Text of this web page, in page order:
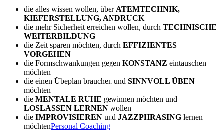
die alles wissen wollen, über ATEMTECHNIK,
KIEFERSTELLUNG, ANDRUCK
die mehr Sicherheit erreichen wollen, durch TECHNISCHE
WEITERBILDUNG
die Zeit sparen möchten, durch EFFIZIENTES
VORGEHEN
die Formschwankungen gegen KONSTANZ eintauschen
möchten
die einen Übeplan brauchen und SINNVOLL ÜBEN
möchten
die MENTALE RUHE gewinnen möchten und
LOSLASSEN LERNEN wollen
die IMPROVISIEREN und JAZZPHRASING lernen
möchtenPersonal Coaching